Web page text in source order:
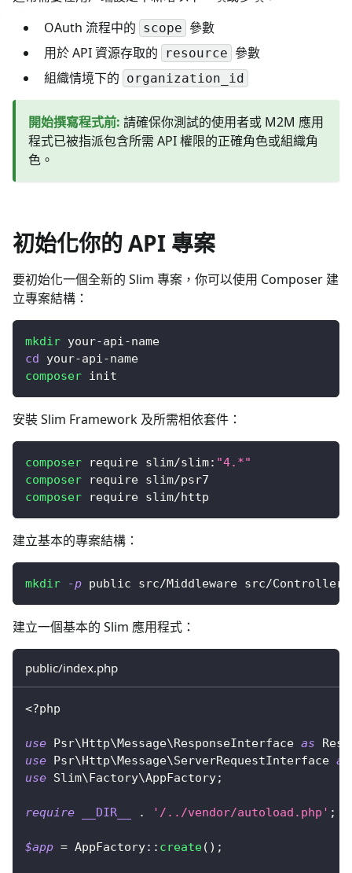
OAuth 流程中的 scope 參數
用於 API 資源存取的
resource 參數
組織情境下的 organization_id
開始撰寫程式前: 請確保你測試的使用者或 M2M 應用
程式已被指派包含所需 API 權限的正確角色或組織角
色。
初始化你的 API 專案
要初始化一個全新的 Slim 專案，你可以使用 Composer 建
立專案結構：
mkdir your-api-name
cd your-api-name
composer init
安裝 Slim Framework 及所需相依套件：
composer require slim/slim: "4.*"
composer require slim/psr7
composer require slim/http
建立基本的專案結構：
mkdir -p public src/Middleware src/Controllers
建立一個基本的 Slim 應用程式：
public/index.php
<?php
use Psr\Http\Message\ResponseInterface as
use Psr\Http\Message\ServerRequestInterface as
use Slim\Factory\AppFactory;
require __DIR__ . '/../vendor/autoload.php' ;
$app = AppFactory:: create( ) ;